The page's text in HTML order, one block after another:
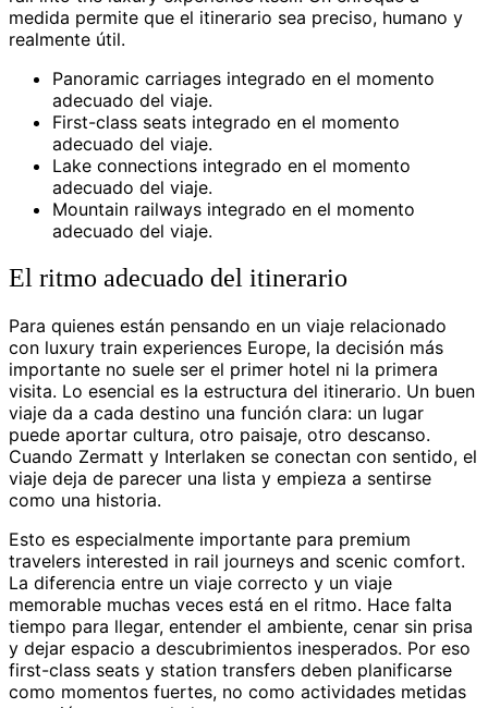
medida permite que el itinerario sea preciso, humano y
realmente útil.
Panoramic carriages integrado en el momento
adecuado del viaje.
First-class seats integrado en el momento
adecuado del viaje.
Lake connections integrado en el momento
adecuado del viaje.
Mountain railways integrado en el momento
adecuado del viaje.
El ritmo adecuado del itinerario
Para quienes están pensando en un viaje relacionado
con luxury train experiences Europe, la decisión más
importante no suele ser el primer hotel ni la primera
visita. Lo esencial es la estructura del itinerario. Un buen
viaje da a cada destino una función clara: un lugar
puede aportar cultura, otro paisaje, otro descanso.
Cuando Zermatt y Interlaken se conectan con sentido, el
viaje deja de parecer una lista y empieza a sentirse
como una historia.
Esto es especialmente importante para premium
travelers interested in rail journeys and scenic comfort.
La diferencia entre un viaje correcto y un viaje
memorable muchas veces está en el ritmo. Hace falta
tiempo para llegar, entender el ambiente, cenar sin prisa
y dejar espacio a descubrimientos inesperados. Por eso
first-class seats y station transfers deben planificarse
como momentos fuertes, no como actividades metidas